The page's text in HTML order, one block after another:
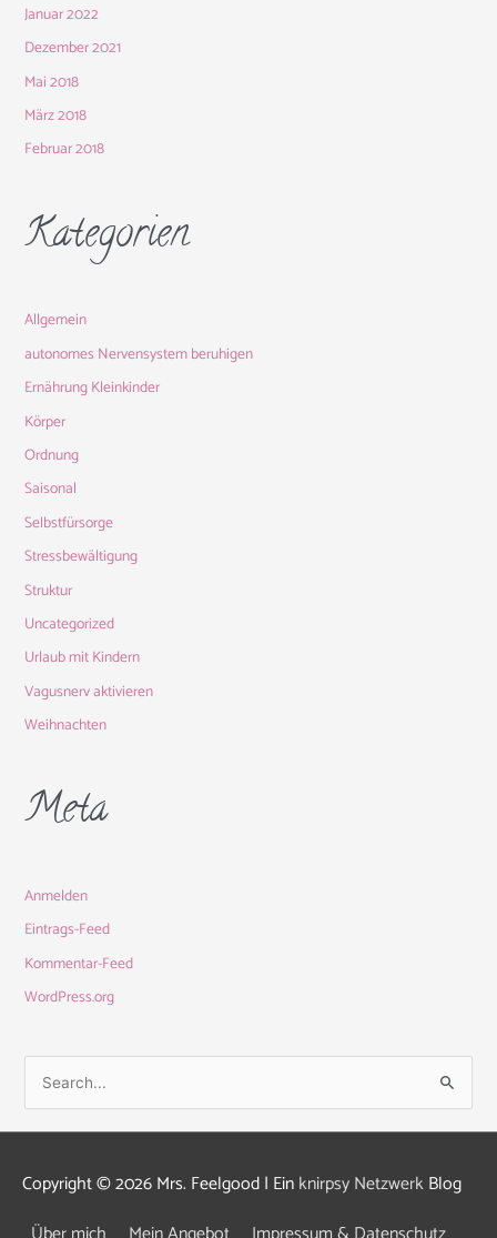
Januar 2022
Dezember 2021
Mai 2018
März 2018
Februar 2018
Kategorien
Allgemein
autonomes Nervensystem beruhigen
Ernährung Kleinkinder
Körper
Ordnung
Saisonal
Selbstfürsorge
Stressbewältigung
Struktur
Uncategorized
Urlaub mit Kindern
Vagusnerv aktivieren
Weihnachten
Meta
Anmelden
Eintrags-Feed
Kommentar-Feed
WordPress.org
u
h
Copyright © 2026Mrs. Feelgood| Einknirpsy NetzwerkBlog